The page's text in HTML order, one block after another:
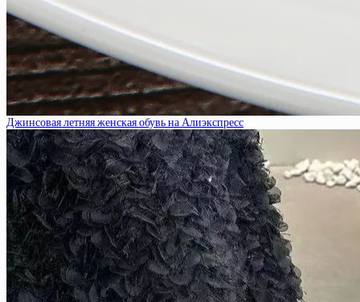
Джинсовая летняя женская обувь на Алиэкспресс